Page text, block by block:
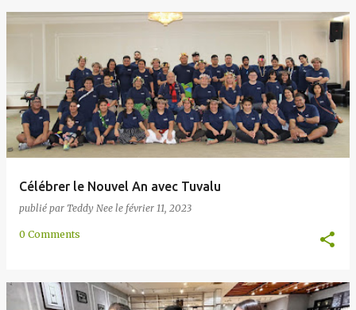
Célébrer le Nouvel An avec Tuvalu
publié par Teddy Nee le février 11, 2023
0 Comments